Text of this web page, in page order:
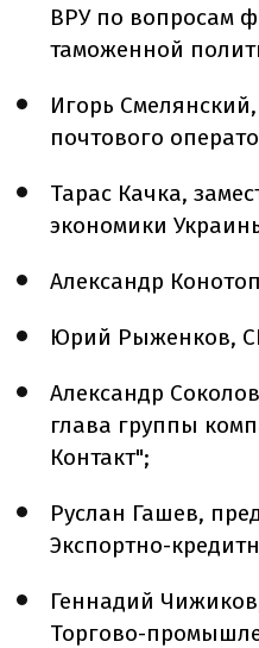
ВРУ по вопросам
таможенной
Игорь
почтового
Тарас Качка,
экономики
Александр
Юрий Рыженков,
Александр
глава группы
Контакт";
Руслан Гашев,
Экспортно-
Геннадий
Торгово-